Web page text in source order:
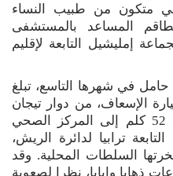
متكون من طبيب النساء
المساعد بالمستشفى
إمليشيل التابعة لإقليم
في شهرها التاسع، تبلغ
سيارة الإسعاف، من دوار تيجان
الذي يبعد عن مركز كرامة ب 52 كلم إلى المركز الصحي
ترابيا لدائرة الريش،
السلطات المحلية. وقد
الرحلة أكثر من 4 ساعات ذهابا وإيابا، نظرا لصعوبة